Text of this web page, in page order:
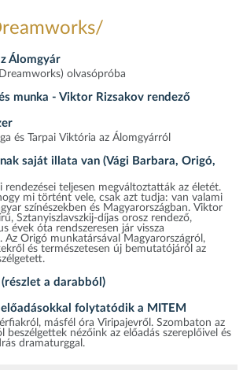
Álomgyár
olvasópróba
munka - Viktor Rizsakov rendező
és Tarpai Viktória az Álomgyárról
saját illata van (Vági Barbara, Origó,
rendezései teljesen megváltoztatták az életét.
mi történt vele, csak azt tudja: van valami
színészekben és Magyarországban. Viktor
Sztanyiszlavszkij-díjas orosz rendező,
évek óta rendszeresen jár vissza
Az Origó munkatársával Magyarországról,
és természetesen új bemutatójáról az
a darabból)
folytatódik a MITEM
másfél óra Viripajevről. Szombaton az
beszélgettek nézőink az előadás szereplőivel és
dramaturggal.